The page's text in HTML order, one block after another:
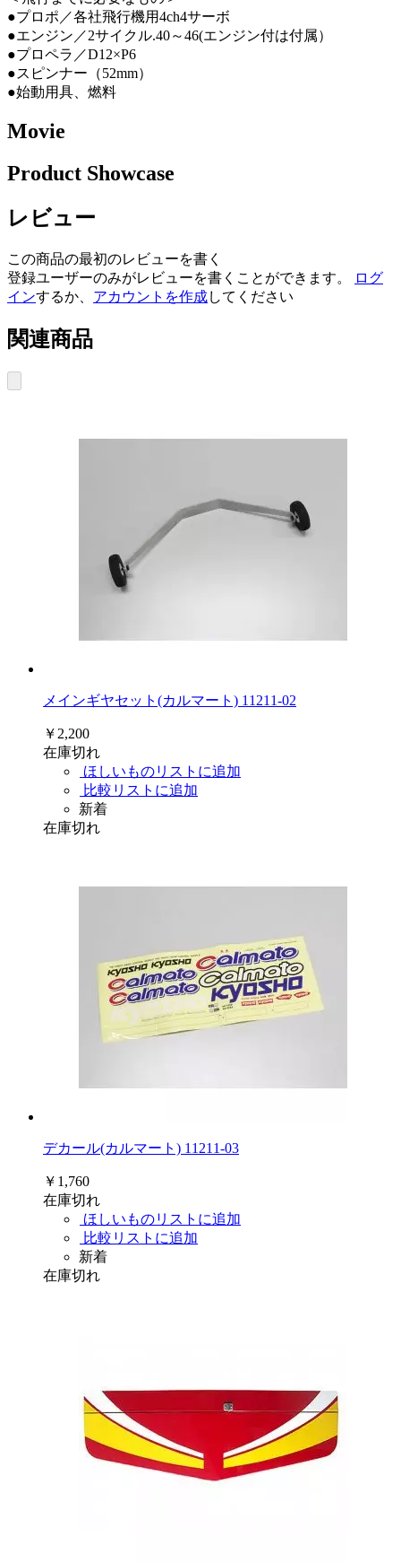
●プロポ／各社飛行機用4ch4サーボ
●エンジン／2サイクル.40～46(エンジン付は付属）
●プロペラ／D12×P6
●スピンナー（52mm）
●始動用具、燃料
Movie
Product Showcase
レビュー
この商品の最初のレビューを書く
登録ユーザーのみがレビューを書くことができます。
ログ
インするか、 アカウントを作成してください
関連商品
メインギヤセット(カルマート) 11211-02
￥2,200
在庫切れ
ほしいものリストに追加
比較リストに追加
新着
在庫切れ
デカール(カルマート) 11211-03
￥1,760
在庫切れ
ほしいものリストに追加
比較リストに追加
新着
在庫切れ